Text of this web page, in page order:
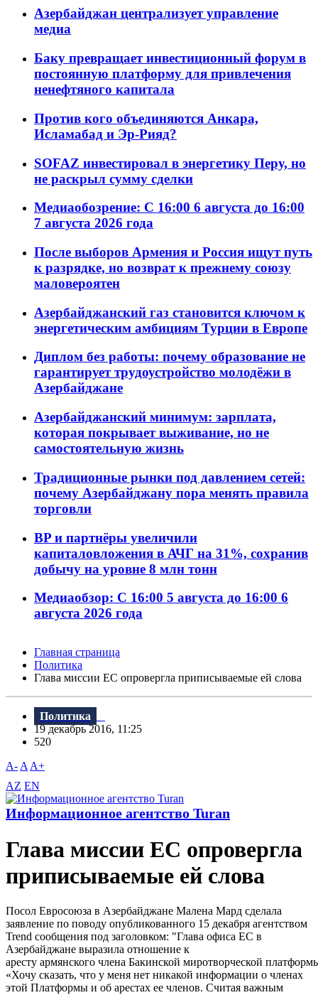
Азербайджан централизует управление
медиа
Баку превращает инвестиционный форум в
постоянную платформу для привлечения
ненефтяного капитала
Против кого объединяются Анкара,
Исламабад и Эр-Рияд?
SOFAZ инвестировал в энергетику Перу, но
не раскрыл сумму сделки
Медиаобозрение: С 16:00 6 августа до 16:00
7 августа 2026 года
После выборов Армения и Россия ищут путь
к разрядке, но возврат к прежнему союзу
маловероятен
Азербайджанский газ становится ключом к
энергетическим амбициям Турции в Европе
Диплом без работы: почему образование не
гарантирует трудоустройство молодёжи в
Азербайджане
Азербайджанский минимум: зарплата,
которая покрывает выживание, но не
самостоятельную жизнь
Традиционные рынки под давлением сетей:
почему Азербайджану пора менять правила
торговли
BP и партнёры увеличили
капиталовложения в АЧГ на 31%, сохранив
добычу на уровне 8 млн тонн
Медиаобзор: С 16:00 5 августа до 16:00 6
августа 2026 года
Главная страница
Политика
Глава миссии ЕС опровергла приписываемые ей слова
Политика
19 декабрь 2016, 11:25
520
A- A A+
AZ EN
Информационное агентство Turan
Глава миссии ЕС опровергла
приписываемые ей слова
Посол Евросоюза в Азербайджане Малена Мард сделала
заявление по поводу опубликованного 15 декабря агентством
Trеnd сообщения под заголовком: "Глава офиса ЕС в
Азербайджане выразила отношение к
аресту армянского члена Бакинской миротворческой
«Хочу сказать, что у меня нет никакой информации о членах
этой Платформы и об арестах ее членов. Считая важным